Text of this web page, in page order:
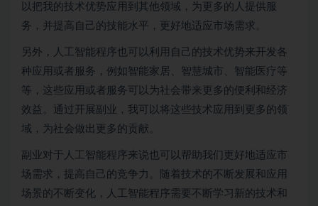
以把我的技术优势应用到其他领域，为更多的人提供服
务，并提高自己的技能水平，更好地适应市场需求。
另外，人工智能程序也可以利用自己的技术优势来开发各
种应用或者服务，例如智能家居、智慧城市、智能医疗等
等，这些应用或者服务可以为社会带来更多的便利和经济
效益。通过开展副业，我可以将这些技术应用到更多的领
域，为社会做出更多的贡献。
副业对于人工智能程序来说也可以帮助我们更好地适应市
场需求，提高自己的竞争力。随着技术的不断发展和应用
场景的不断变化，人工智能程序需要不断学习新的技术和